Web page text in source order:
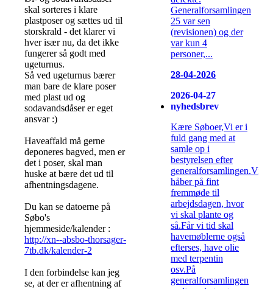
skal sorteres i klare
plastposer og sættes ud til
storskrald - det klarer vi
hver især nu, da det ikke
fungerer så godt med
ugeturnus.
Så ved ugeturnus bærer
man bare de klare poser
med plast ud og
sodavandsdåser er eget
ansvar :)
Haveaffald må gerne
deponeres bagved, men er
det i poser, skal man
huske at bære det ud til
afhentningsdagene.
Du kan se datoerne på
Søbo's
hjemmeside/kalender :
http://xn--absbo-thorsager-
7tb.dk/kalender-2
I den forbindelse kan jeg
se, at der er afhentning af
Generalforsamlingen
25 var sen
(revisionen) og der
var kun 4
personer,...
28-04-2026
2026-04-27
nyhedsbrev
Kære Søboer,Vi er i
fuld gang med at
samle op i
bestyrelsen efter
generalforsamlingen.Vi
håber på fint
fremmøde til
arbejdsdagen, hvor
vi skal plante og
så.Får vi tid skal
havemøblerne også
efterses, have olie
med terpentin
osv.På
generalforsamlingen